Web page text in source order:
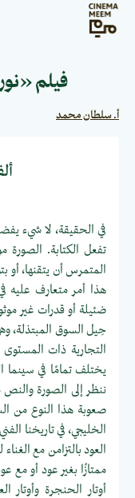
فيلم
أ. سلطان محمد
في الحقيقة، لا شيء
تفعل الكتابة.
المتمرس أن يتقنها، أو
هذا أمر متعارف عليه
ضئيلة أو قدرات غير
حِيل السوق المبتذلة،
التجارية ذات
يختلف تمامًا في سينما
ننظر إلى الصورة
صعوبة هذا النوع من
الخليجي، في تاريخنا
العود بالتزامن مع
ممتازًا بغير عود أو مع
أوتار الحنجرة